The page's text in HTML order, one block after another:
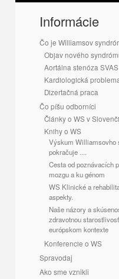
Informácie
Čo je Williamsov
Objav nového
Aortálna stenóza SVAS
Kardiologická
Dizertačná praca
Čo píšu odborníci
Články o WS v
Knihy o WS
Výskum Williamsovho
pokračuje ....
Cesta od poznávacích
mozgu a ku génom
WS Klinické a
aspekty.
Naše názory a
zdravotnou
európskom kontexte
Konferencie o WS
Spravodaj
Ako sme vznikli